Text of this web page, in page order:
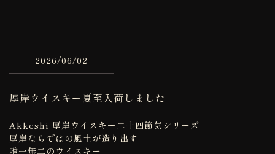
2026/06/02
厚岸ウイスキー夏至入荷しました
Akkeshi 厚岸ウイスキー二十四節気シリーズ
厚岸ならではの風土が造り出す
唯一無二のウイスキー